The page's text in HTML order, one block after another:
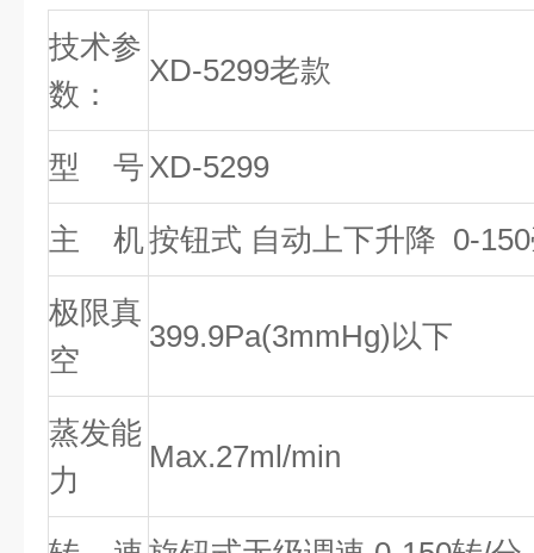
技术参
数：
XD-5299老款
型 号 XD-5299
主 机按钮式 自动上下升降 0-
极限真
空
399.9Pa(3mmHg)以下
蒸发能
力
Max.27ml/min